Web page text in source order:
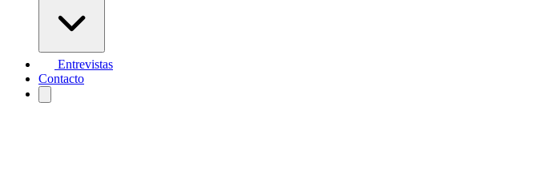
Entrevistas
Contacto